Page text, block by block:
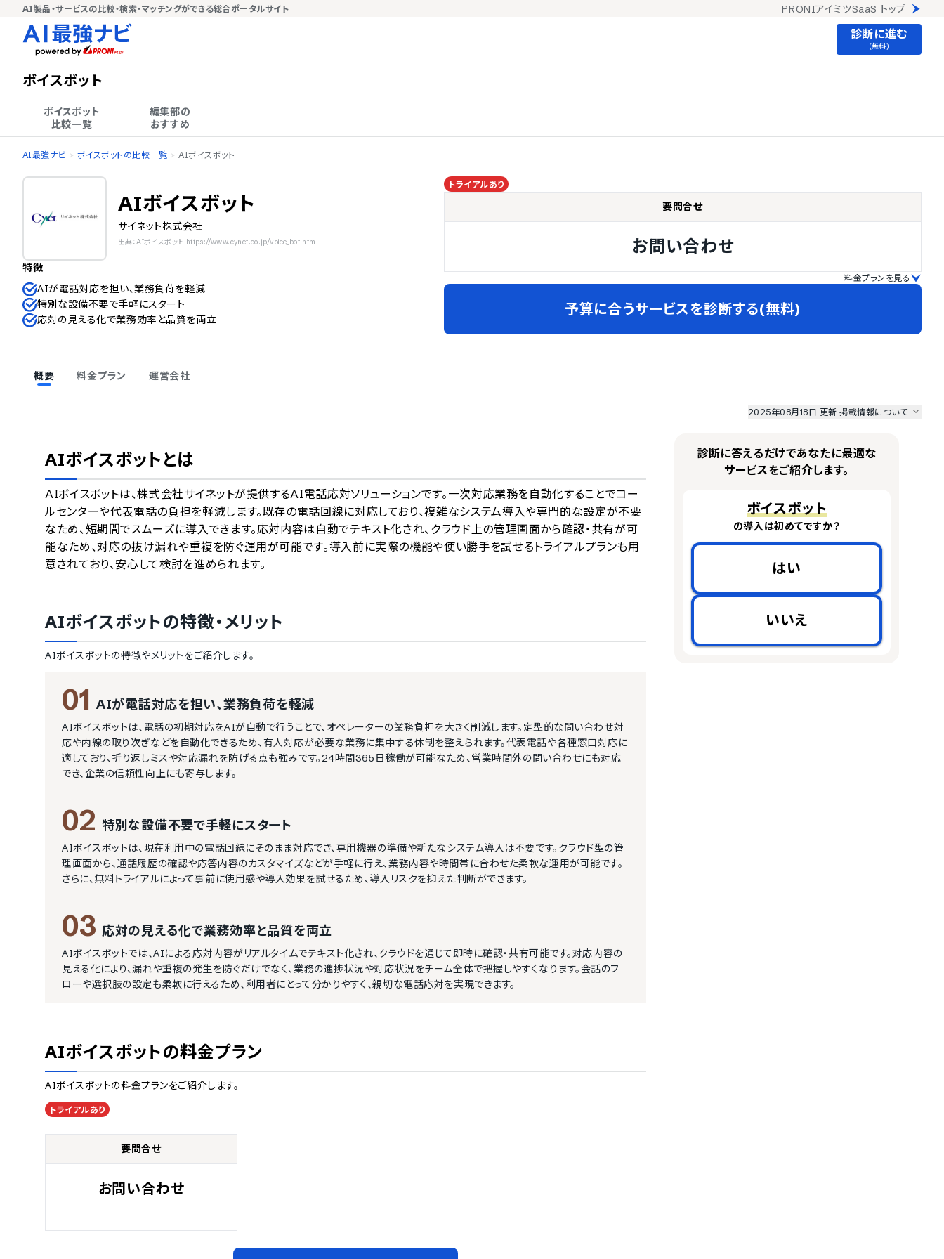
AI製品・サービスの比較・検索・マッチングができる総合ポータルサイト PRONIアイミツSaaS トップ
診断に進む
(無料)
ボイスボット
ボイスボット
比較一覧
編集部の
おすすめ
AI最強ナビ ボイスボットの比較一覧 AIボイスボット
AIボイスボット
サイネット株式会社
出典：AIボイスボット https://www.cynet.co.jp/voice_bot.html
特徴
AIが電話対応を担い、業務負荷を軽減
特別な設備不要で手軽にスタート
応対の見える化で業務効率と品質を両立
トライアルあり
要問合せ
お問い合わせ
料金プランを見る
予算に合うサービスを診断する(無料)
概要 料金プラン 運営会社
2025年08月18日 更新掲載情報について
一部
PRONIアイミツSaaS
のサービスデータを参照しています。
情報更新者：AI最強ナビ編集部 情報取得元
AIボイスボット とは
AIボイスボットは、株式会社サイネットが提供するAI電話応対ソリューションです。一次対応業務を自動化することでコー
ルセンターや代表電話の負担を軽減します。既存の電話回線に対応しており、複雑なシステム導入や専門的な設定が不要
なため、短期間でスムーズに導入できます。応対内容は自動でテキスト化され、クラウド上の管理画面から確認・共有が可
能なため、対応の抜け漏れや重複を防ぐ運用が可能です。導入前に実際の機能や使い勝手を試せるトライアルプランも用
意されており、安心して検討を進められます。
AIボイスボットの特徴・メリット
AIボイスボットの特徴やメリットをご紹介します。
01 AIが電話対応を担い、業務負荷を軽減
AIボイスボットは、電話の初期対応をAIが自動で行うことで、オペレーターの業務負担を大きく削減します。定型的な問い合わせ対
応や内線の取り次ぎなどを自動化できるため、有人対応が必要な業務に集中する体制を整えられます。代表電話や各種窓口対応に
適しており、折り返しミスや対応漏れを防げる点も強みです。24時間365日稼働が可能なため、営業時間外の問い合わせにも対応
でき、企業の信頼性向上にも寄与します。
02 特別な設備不要で手軽にスタート
AIボイスボットは、現在利用中の電話回線にそのまま対応でき、専用機器の準備や新たなシステム導入は不要です。クラウド型の管
理画面から、通話履歴の確認や応答内容のカスタマイズなどが手軽に行え、業務内容や時間帯に合わせた柔軟な運用が可能です。
さらに、無料トライアルによって事前に使用感や導入効果を試せるため、導入リスクを抑えた判断ができます。
03 応対の見える化で業務効率と品質を両立
AIボイスボットでは、AIによる応対内容がリアルタイムでテキスト化され、クラウドを通じて即時に確認・共有可能です。対応内容の
見える化により、漏れや重複の発生を防ぐだけでなく、業務の進捗状況や対応状況をチーム全体で把握しやすくなります。会話のフ
ローや選択肢の設定も柔軟に行えるため、利用者にとって分かりやすく、親切な電話応対を実現できます。
AIボイスボットの料金プラン
AIボイスボットの料金プランをご紹介します。
トライアルあり
要問合せ
お問い合わせ
診断に答えるだけであなたに最適な
サービスをご紹介します。
ボイスボット
の導入は初めてですか？
はい
いいえ